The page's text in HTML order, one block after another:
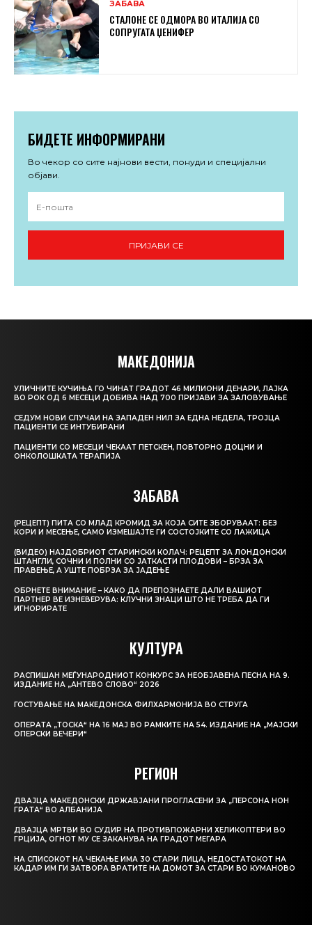
ЗАБАВА
СТАЛОНЕ СЕ ОДМОРА ВО ИТАЛИЈА СО
СОПРУГАТА ЏЕНИФЕР
БИДЕТЕ ИНФОРМИРАНИ
Во чекор со сите најнови вести, понуди и специјални
објави.
ПРИЈАВИ СЕ
МАКЕДОНИЈА
УЛИЧНИТЕ КУЧИЊА ГО ЧИНАТ ГРАДОТ 46 МИЛИОНИ ДЕНАРИ, ЛАЈКА
ВО РОК ОД 6 МЕСЕЦИ ДОБИВА НАД 700 ПРИЈАВИ ЗА ЗАЛОВУВАЊЕ
СЕДУМ НОВИ СЛУЧАИ НА ЗАПАДЕН НИЛ ЗА ЕДНА НЕДЕЛА, ТРОЈЦА
ПАЦИЕНТИ СЕ ИНТУБИРАНИ
ПАЦИЕНТИ СО МЕСЕЦИ ЧЕКААТ ПЕТСКЕН, ПОВТОРНО ДОЦНИ И
ОНКОЛОШКАТА ТЕРАПИЈА
ЗАБАВА
(РЕЦЕПТ) ПИТА СО МЛАД КРОМИД ЗА КОЈА СИТЕ ЗБОРУВААТ: БЕЗ
КОРИ И МЕСЕЊЕ, САМО ИЗМЕШАЈТЕ ГИ СОСТОЈКИТЕ СО ЛАЖИЦА
(ВИДЕО) НАЈДОБРИОТ СТАРИНСКИ КОЛАЧ: РЕЦЕПТ ЗА ЛОНДОНСКИ
ШТАНГЛИ, СОЧНИ И ПОЛНИ СО ЈАТКАСТИ ПЛОДОВИ – БРЗА ЗА
ПРАВЕЊЕ, А УШТЕ ПОБРЗА ЗА ЈАДЕЊЕ
ОБРНЕТЕ ВНИМАНИЕ – КАКО ДА ПРЕПОЗНАЕТЕ ДАЛИ ВАШИОТ
ПАРТНЕР ВЕ ИЗНЕВЕРУВА: КЛУЧНИ ЗНАЦИ ШТО НЕ ТРЕБА ДА ГИ
ИГНОРИРАТЕ
КУЛТУРА
РАСПИШАН МЕЃУНАРОДНИОТ КОНКУРС ЗА НЕОБЈАВЕНА ПЕСНА НА 9.
ИЗДАНИЕ НА „АНТЕВО СЛОВО“ 2026
ГОСТУВАЊЕ НА МАКЕДОНСКА ФИЛХАРМОНИЈА ВО СТРУГА
ОПЕРАТА „ТОСКА“ НА 16 МАЈ ВО РАМКИТЕ НА 54. ИЗДАНИЕ НА „МАЈСКИ
ОПЕРСКИ ВЕЧЕРИ“
РЕГИОН
ДВАЈЦА МАКЕДОНСКИ ДРЖАВЈАНИ ПРОГЛАСЕНИ ЗА „ПЕРСОНА НОН
ГРАТА“ ВО АЛБАНИЈА
ДВАЈЦА МРТВИ ВО СУДИР НА ПРОТИВПОЖАРНИ ХЕЛИКОПТЕРИ ВО
ГРЦИЈА, ОГНОТ МУ СЕ ЗАКАНУВА НА ГРАДОТ МЕГАРА
НА СПИСОКОТ НА ЧЕКАЊЕ ИМА 30 СТАРИ ЛИЦА, НЕДОСТАТОКОТ НА
КАДАР ИМ ГИ ЗАТВОРА ВРАТИТЕ НА ДОМОТ ЗА СТАРИ ВО КУМАНОВО